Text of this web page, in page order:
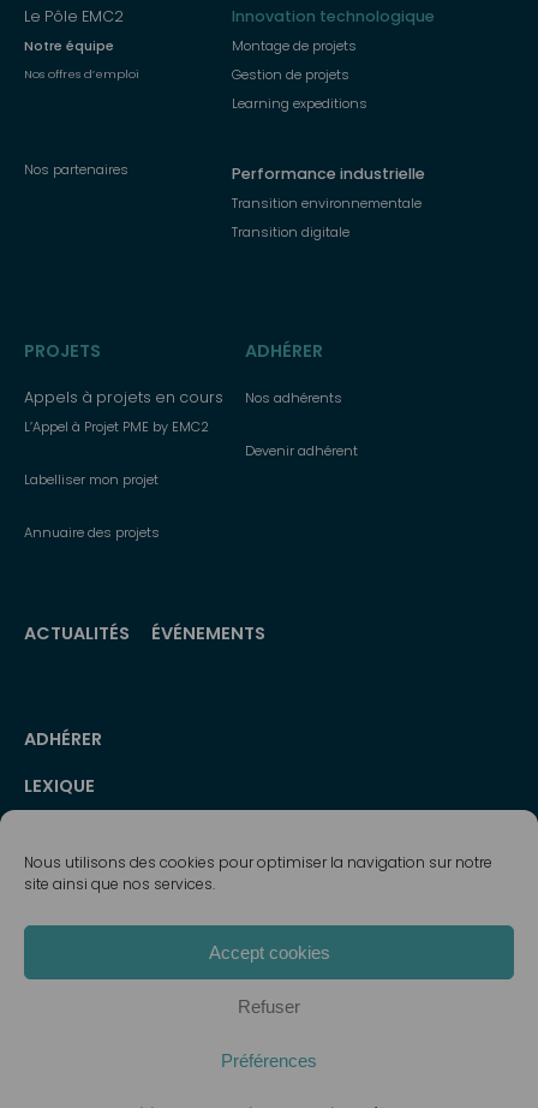
Nous utilisons des cookies pour optimiser la navigation sur notre
site ainsi que nos services.
Accept cookies
Refuser
Préférences
Le Pôle EMC2
Notre équipe
Nos offres d’emploi
Nos partenaires
Innovation technologique
Montage de projets
Gestion de projets
Learning expeditions
Performance industrielle
Transition environnementale
Transition digitale
PROJETS
Appels à projets en cours
L’Appel à Projet PME by EMC2
Labelliser mon projet
Annuaire des projets
ADHÉRER
Nos adhérents
Devenir adhérent
ACTUALITÉS ÉVÉNEMENTS
Menu
secondaire
ADHÉRER
LEXIQUE
MÉDIATHÈQUE
NEWSLETTERS
Tous droits réservés EMC2. Copyright © 2026